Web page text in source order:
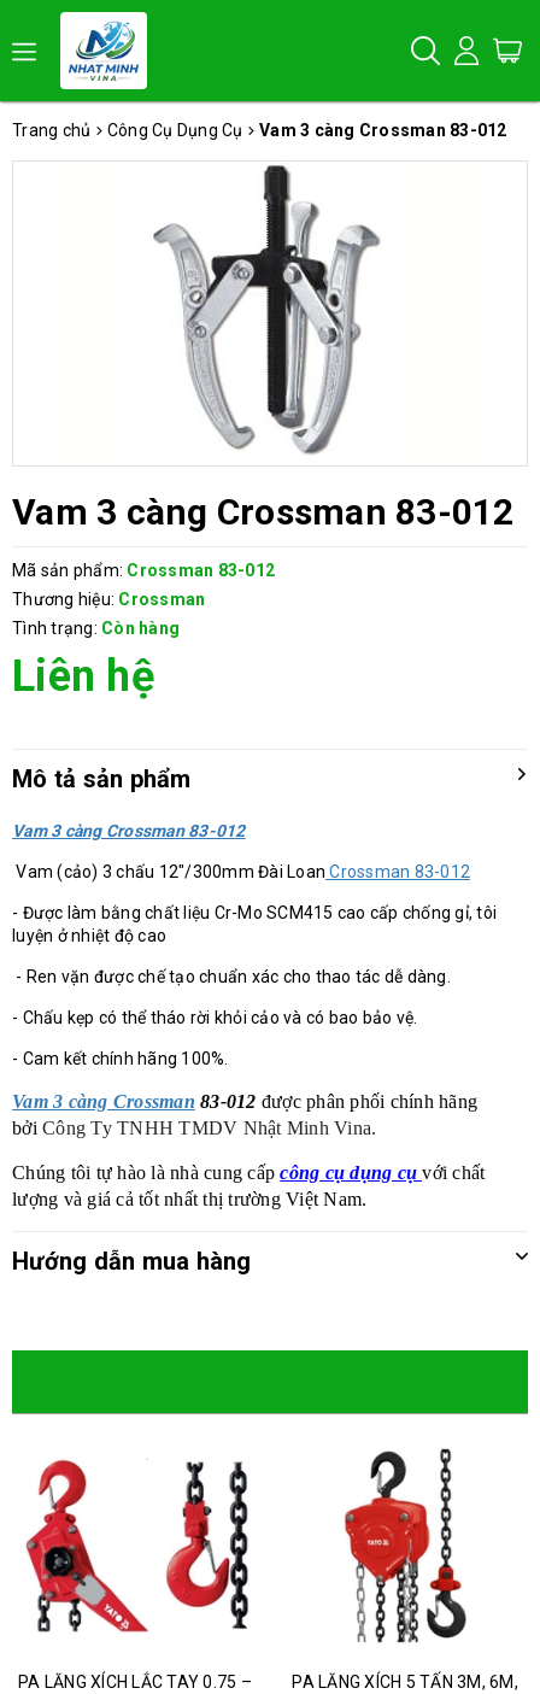
Trang chủ Công Cụ Dụng Cụ Vam 3 càng Crossman 83-012
Vam 3 càng Crossman 83-012
Mã sản phẩm: Crossman 83-012
Thương hiệu: Crossman
Tình trạng: Còn hàng
Liên hệ
Mô tả sản phẩm
Vam 3 càng Crossman 83-012
Vam (cảo) 3 chấu 12"/300mm Đài Loan Crossman 83-012
- Được làm bằng chất liệu Cr-Mo SCM415 cao cấp chống gỉ, tôi
luyện ở nhiệt độ cao
- Ren vặn được chế tạo chuẩn xác cho thao tác dễ dàng.
- Chấu kẹp có thể tháo rời khỏi cảo và có bao bảo vệ.
- Cam kết chính hãng 100%.
Vam 3 càng Crossman 83-012 được phân phối chính hãng
bởi Công Ty TNHH TMDV Nhật Minh Vina.
Chúng tôi tự hào là nhà cung cấpcông cụ dụng cụvới chất
lượng và giá cả tốt nhất thị trường Việt Nam.
Hướng dẫn mua hàng
PA LĂNG XÍCH LẮC TAY 0.75 –
PA LĂNG XÍCH 5 TẤN 3M, 6M,